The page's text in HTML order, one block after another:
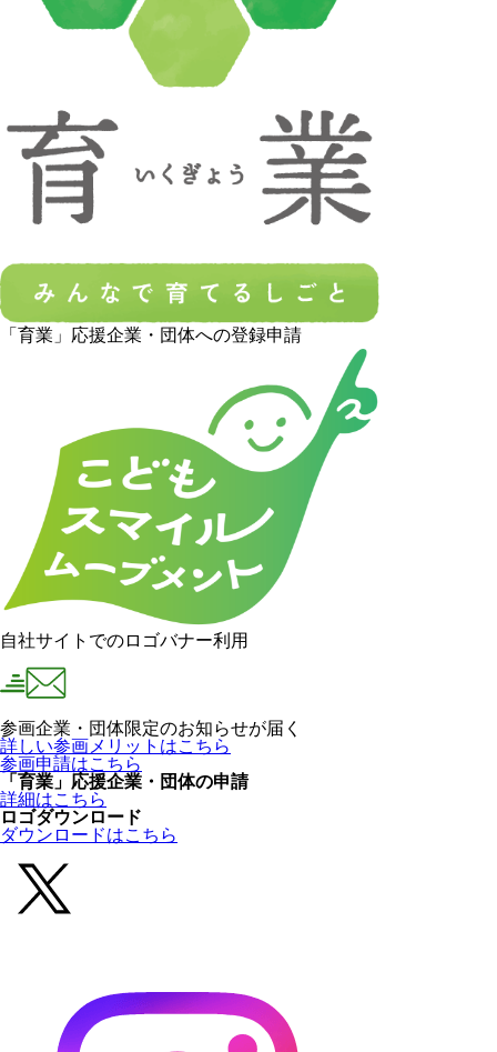
「育業」応援企業・団体への登録申請
自社サイトでのロゴバナー利用
参画企業・団体限定のお知らせが届く
詳しい参画メリットはこちら
参画申請はこちら
「育業」応援企業・団体の申請
詳細はこちら
ロゴダウンロード
ダウンロードはこちら